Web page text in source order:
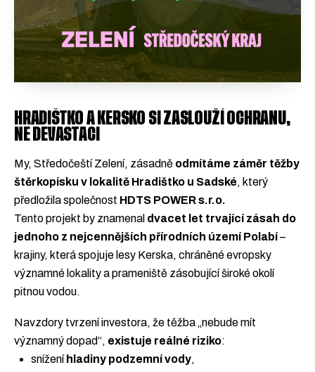
HRADIŠTKO A KERSKO SI ZASLOUŽÍ OCHRANU,
NE DEVASTACI
My, Středočeští Zelení, zásadně odmítáme záměr těžby
štěrkopísku v lokalitě Hradištko u Sadské, který
předložila společnost HDTS POWER s.r.o.
Tento projekt by znamenal dvacet let trvající zásah do
jednoho z nejcennějších přírodních území Polabí–
krajiny, která spojuje lesy Kerska, chráněné evropsky
významné lokality a prameniště zásobující široké okolí
pitnou vodou.
Navzdory tvrzení investora, že těžba „nebude mít
významný dopad“, existuje reálné riziko:
snížení hladiny podzemní vody,